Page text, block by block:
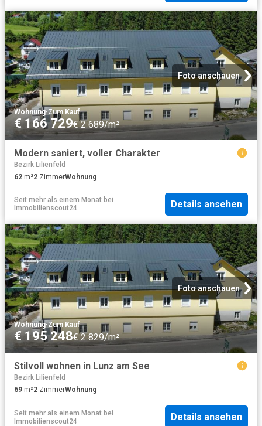
Foto anschauen
Wohnung·Zum Kauf
€ 166 729€ 2 689/m²
Modern saniert, voller Charakter
Bezirk Lilienfeld
62 m²2 ZimmerWohnung
Seit mehr als einem Monat bei
Immobilienscout24
Details ansehen
Foto anschauen
Wohnung·Zum Kauf
€ 195 248€ 2 829/m²
Stilvoll wohnen in Lunz am See
Bezirk Lilienfeld
69 m²2 ZimmerWohnung
Seit mehr als einem Monat bei
Immobilienscout24
Details ansehen